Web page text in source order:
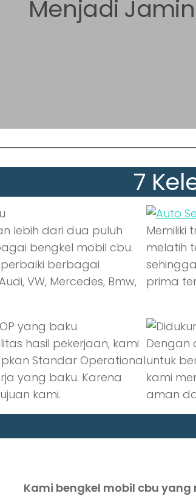
Menjadi
7
lebih dari dua puluh
bengkel mobil cbu.
berbagai
VW, Mercedes, Bmw,
Memiliki
melatih
prima
hasil pekerjaan, kami
Standar Operational
yang baku. Karena
kami.
Dengan
untuk
kami
aman
Kami bengkel mobil cbu